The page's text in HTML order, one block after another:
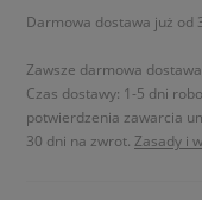
Darmowa dostawa już od
Zawsze darmowa
Czas dostawy: 1-5 dni
potwierdzenia zawarcia
30 dni na zwrot. Zasady i